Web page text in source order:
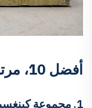
أفضل 10، مرتبة
1. مجموعة كينغسبان - أيرلندا